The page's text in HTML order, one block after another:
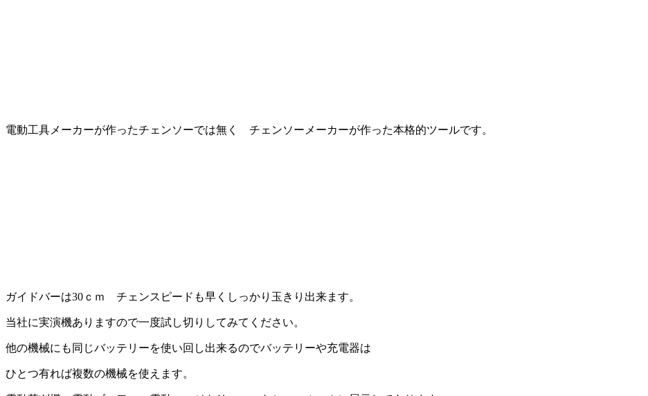
電動工具メーカーが作ったチェンソーでは無く チェンソーメーカーが作った本格的ツールです。
ガイドバーは30ｃｍ チェンスピードも早くしっかり玉きり出来ます。
当社に実演機ありますので一度試し切りしてみてください。
他の機械にも同じバッテリーを使い回し出来るのでバッテリーや充電器は
ひとつ有れば複数の機械を使えます。